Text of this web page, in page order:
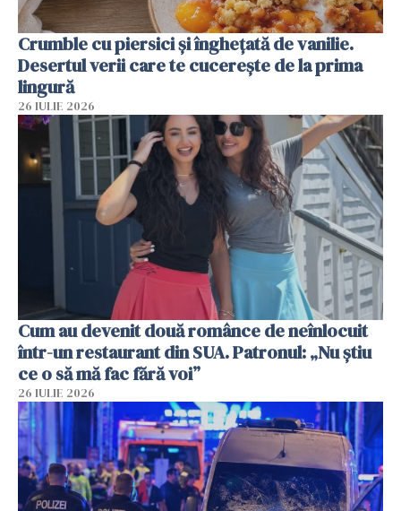
Crumble cu piersici și înghețată de vanilie.
Desertul verii care te cucerește de la prima
lingură
26 IULIE 2026
Cum au devenit două românce de neînlocuit
într-un restaurant din SUA. Patronul: „Nu știu
ce o să mă fac fără voi”
26 IULIE 2026